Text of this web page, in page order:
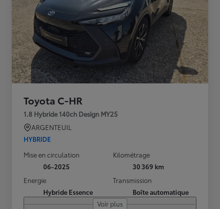
Toyota C-HR
1.8 Hybride 140ch Design MY25
ARGENTEUIL
HYBRIDE
Mise en circulation
06-2025
Kilométrage
30 369 km
Energie
Hybride Essence
Transmission
Boîte automatique
Voir plus